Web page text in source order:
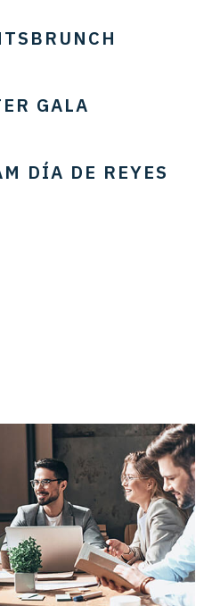
GALA
DÍA DE REYES